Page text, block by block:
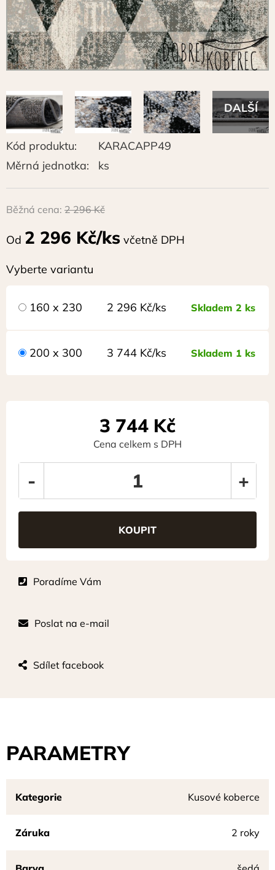
Kód produktu:
KARACAPP49
Měrná jednotka:
ks
Běžná cena: 2 296 Kč
Od 2 296 Kč/ks včetně DPH
Vyberte variantu
160 x 230 2 296 Kč/ks Skladem 2 ks
200 x 300 3 744 Kč/ks Skladem 1 ks
3 744 Kč
Cena celkem s DPH
- +
Poradíme Vám
Poslat na e-mail
Sdílet facebook
PARAMETRY
Kategorie Kusové koberce
Záruka 2 roky